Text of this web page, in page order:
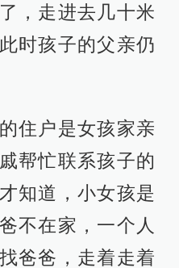
，走进去几十米
时孩子的父亲仍
住户是女孩家亲
帮忙联系孩子的
知道，小女孩是
不在家，一个人
爸爸，走着走着